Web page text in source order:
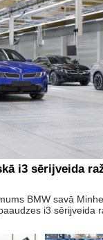
i3 sērijveida
BMW savā
i3 sērijveida